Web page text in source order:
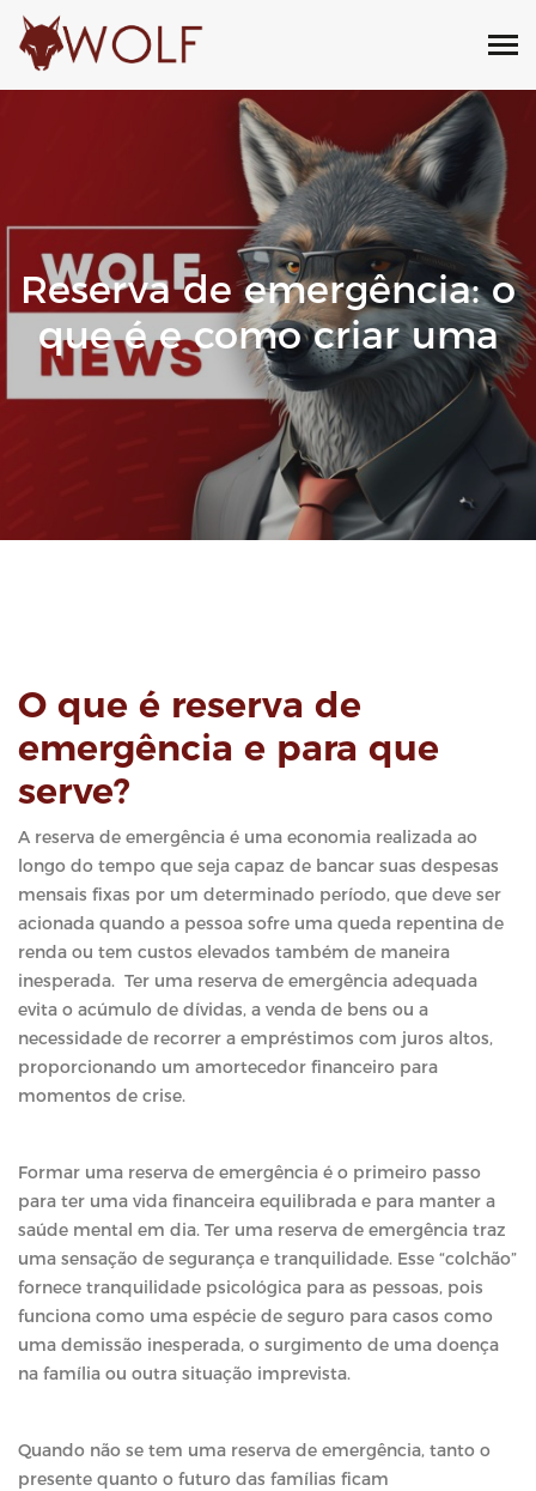
Reserva de emergência: o
que é e como criar uma
O que é reserva de
emergência e para que
serve?
A reserva de emergência é uma economia realizada ao
longo do tempo que seja capaz de bancar suas despesas
mensais fixas por um determinado período, que deve ser
acionada quando a pessoa sofre uma queda repentina de
renda ou tem custos elevados também de maneira
inesperada. Ter uma reserva de emergência adequada
evita o acúmulo de dívidas, a venda de bens ou a
necessidade de recorrer a empréstimos com juros altos,
proporcionando um amortecedor financeiro para
momentos de crise.
Formar uma reserva de emergência é o primeiro passo
para ter uma vida financeira equilibrada e para manter a
saúde mental em dia. Ter uma reserva de emergência traz
uma sensação de segurança e tranquilidade. Esse “colchão”
fornece tranquilidade psicológica para as pessoas, pois
funciona como uma espécie de seguro para casos como
uma demissão inesperada, o surgimento de uma doença
na família ou outra situação imprevista.
Quando não se tem uma reserva de emergência, tanto o
presente quanto o futuro das famílias ficam